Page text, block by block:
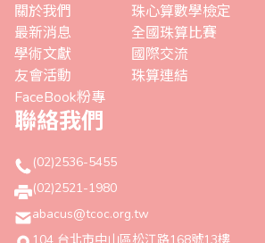
關於我們
最新消息
學術文獻
友會活動
FaceBook粉專
珠心算數學檢定
全國珠算比賽
國際交流
珠算連結
聯絡我們
(02)2536-5455
(02)2521-1980
abacus@tcoc.org.tw